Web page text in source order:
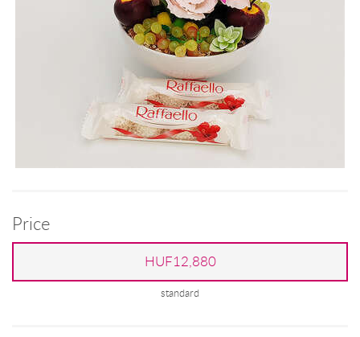
Price
HUF12,880
standard